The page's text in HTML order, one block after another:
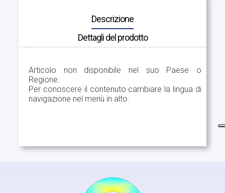
Descrizione
Dettagli del prodotto
Articolo non disponibile nel suo Paese o
Regione.
Per conoscere il contenuto cambiare la lingua di
navigazione nel menù in alto.